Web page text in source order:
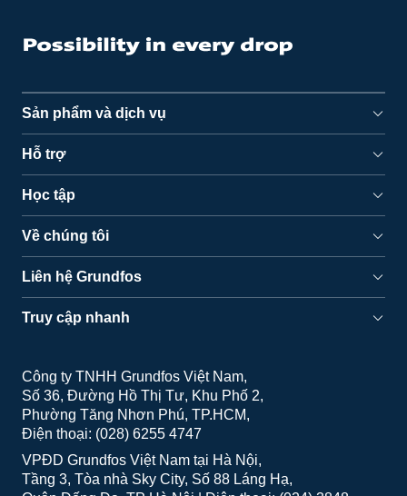
Sản phẩm và dịch vụ
Hỗ trợ
Học tập
Về chúng tôi
Liên hệ Grundfos
Truy cập nhanh
Công ty TNHH Grundfos Việt Nam
Số 36, Đường Hồ Thị Tư, Khu Phố 2
Phường Tăng Nhơn Phú, TP.HCM
Điện thoại: (028) 6255 4747
VPĐD Grundfos Việt Nam tại Hà Nội
Tầng 3, Tòa nhà Sky City, Số 88 Láng Hạ